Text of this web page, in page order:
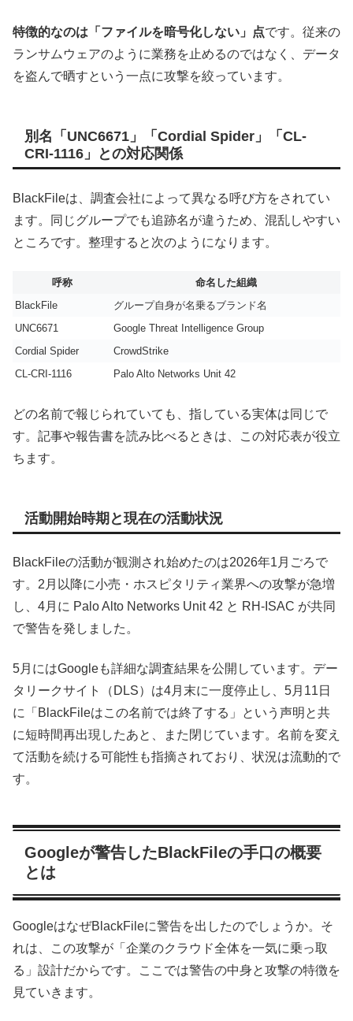
特徴的なのは「ファイルを暗号化しない」点です。従来の
ランサムウェアのように業務を止めるのではなく、データ
を盗んで晒すという一点に攻撃を絞っています。
別名「UNC6671」「Cordial Spider」「CL-
CRI-1116」との対応関係
BlackFileは、調査会社によって異なる呼び方をされてい
ます。同じグループでも追跡名が違うため、混乱しやすい
ところです。整理すると次のようになります。
呼称
命名した組織
BlackFile
グループ自身が名乗るブランド名
UNC6671
Google Threat Intelligence Group
Cordial Spider
CrowdStrike
CL-CRI-1116
Palo Alto Networks Unit 42
どの名前で報じられていても、指している実体は同じで
す。記事や報告書を読み比べるときは、この対応表が役立
ちます。
活動開始時期と現在の活動状況
BlackFileの活動が観測され始めたのは2026年1月ごろで
す。2月以降に小売・ホスピタリティ業界への攻撃が急増
し、4月に Palo Alto Networks Unit 42 と RH-ISAC が共同
で警告を発しました。
5月にはGoogleも詳細な調査結果を公開しています。デー
タリークサイト（DLS）は4月末に一度停止し、5月11日
に「BlackFileはこの名前では終了する」という声明と共
に短時間再出現したあと、また閉じています。名前を変え
て活動を続ける可能性も指摘されており、状況は流動的で
す。
Googleが警告したBlackFileの手口の概要
とは
GoogleはなぜBlackFileに警告を出したのでしょうか。そ
れは、この攻撃が「企業のクラウド全体を一気に乗っ取
る」設計だからです。ここでは警告の中身と攻撃の特徴を
見ていきます。